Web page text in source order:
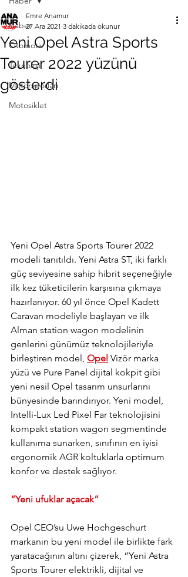
Haber
Otomotiv
Teknoloji
Motorsporları
Motosiklet
Yeni Opel Astra Sports
Tourer 2022 yüzünü
gösterdi
Emre Anamur
27 Ara 2021 3 dakikada okunur
Yeni Opel Astra Sports Tourer 2022
modeli tanıtıldı. Yeni Astra ST, iki farklı
güç seviyesine sahip hibrit seçeneğiyle
ilk kez tüketicilerin karşısına çıkmaya
hazırlanıyor. 60 yıl önce Opel Kadett
Caravan modeliyle başlayan ve ilk
Alman station wagon modelinin
genlerini günümüz teknolojileriyle
birleştiren model, Opel Vizör marka
yüzü ve Pure Panel dijital kokpit gibi
yeni nesil Opel tasarım unsurlarını
bünyesinde barındırıyor. Yeni model,
Intelli-Lux Led Pixel Far teknolojisini
kompakt station wagon segmentinde
kullanıma sunarken, sınıfının en iyisi
ergonomik AGR koltuklarla optimum
konfor ve destek sağlıyor.
“Yeni ufuklar açacak”
Opel CEO’su Uwe Hochgeschurt
markanın bu yeni model ile birlikte fark
yaratacağının altını çizerek, “Yeni Astra
Sports Tourer elektrikli, dijital ve